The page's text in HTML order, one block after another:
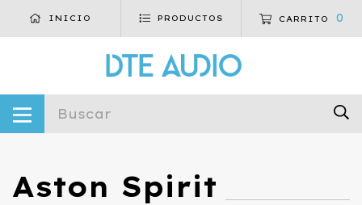
INICIO PRODUCTOS CARRITO 0
Aston Spirit